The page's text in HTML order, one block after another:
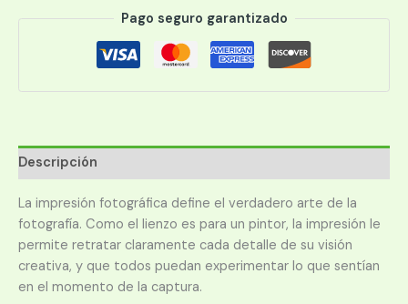
Pago seguro garantizado
Descripción
La impresión fotográfica define el verdadero arte de la
fotografía. Como el lienzo es para un pintor, la impresión le
permite retratar claramente cada detalle de su visión
creativa, y que todos puedan experimentar lo que sentían
en el momento de la captura.